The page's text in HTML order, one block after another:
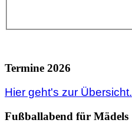
Termine 2026
Hier geht's zur Übersicht.
Fußballabend für Mädels